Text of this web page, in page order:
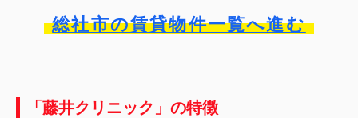
総社市の賃貸物件一覧へ進む
「藤井クリニック」の特徴